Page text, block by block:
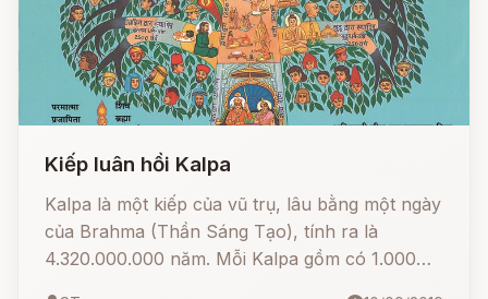
Kiếp luân hồi Kalpa
Kalpa là một kiếp của vũ trụ, lâu bằng một ngày
của Brahma (Thần Sáng Tạo), tính ra là
4.320.000.000 năm. Mỗi Kalpa gồm có 1.000